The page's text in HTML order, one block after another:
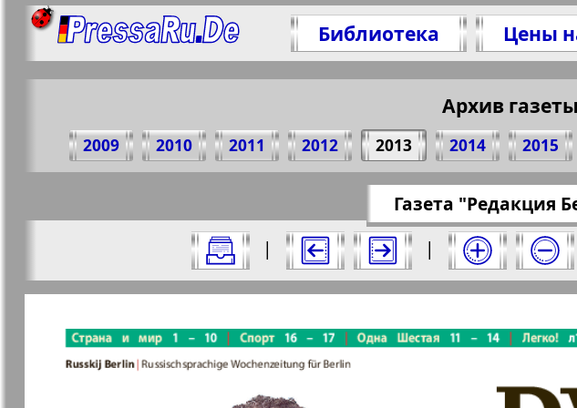
Библиотека Цены
Архив
2009 2010 2011 2012 2013 2014 2015
Все номера газеты "Редакция Берлин" за 2013 год.
Газета "Редакция
|
|
Страницы газеты "Редакция Берлин".
Поделитесь 1 стр.
(Нажмите,
https://pressaru.eu/
Актуальные газеты и журналы